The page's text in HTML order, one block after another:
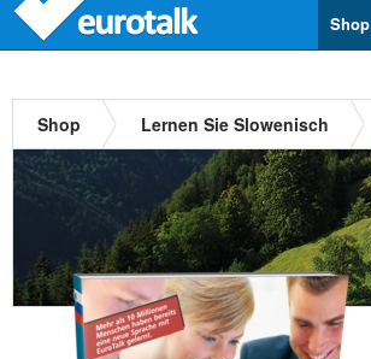
Shop
Shop Lernen Sie Slowenisch